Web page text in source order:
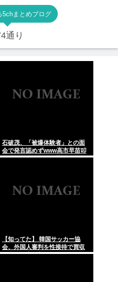
5chまとめブログ
通り
石破茂、「被爆体験者」との面
会で発言認めずwww高市早苗叩
いてたケンモメンは革肉なもん
【知ってた】 韓国サッカー協
会、外国人審判を性接待で買収
していた事が判明